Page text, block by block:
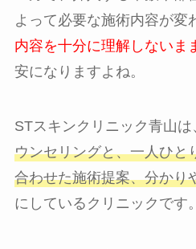
よって必要な施術内容が変
内容を十分に理解しないま
安になりますよね。
STスキンクリニック青山は
ウンセリングと、一人ひと
合わせた施術提案、分かり
にしているクリニックです。